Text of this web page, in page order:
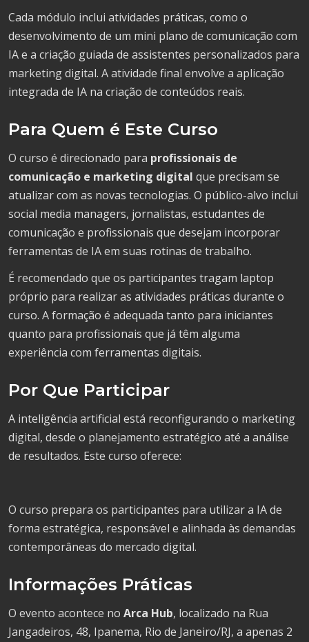
Cada módulo inclui atividades práticas, como o
desenvolvimento de um mini plano de comunicação com
IA e a criação guiada de assistentes personalizados para
marketing digital. A atividade final envolve a aplicação
integrada de IA na criação de conteúdos reais.
Para Quem é Este Curso
O curso é direcionado para profissionais de
comunicação e marketing digital que precisam se
atualizar com as novas tecnologias. O público-alvo inclui
social media managers, jornalistas, estudantes de
comunicação e profissionais que desejam incorporar
ferramentas de IA em suas rotinas de trabalho.
É recomendado que os participantes tragam laptop
próprio para realizar as atividades práticas durante o
curso. A formação é adequada tanto para iniciantes
quanto para profissionais que já têm alguma
experiência com ferramentas digitais.
Por Que Participar
A inteligência artificial está reconfigurando o marketing
digital, desde o planejamento estratégico até a análise
de resultados. Este curso oferece:
O curso prepara os participantes para utilizar a IA de
forma estratégica, responsável e alinhada às demandas
contemporâneas do mercado digital.
Informações Práticas
O evento acontece no Arca Hub, localizado na Rua
Jangadeiros, 48, Ipanema, Rio de Janeiro/RJ, a apenas 2